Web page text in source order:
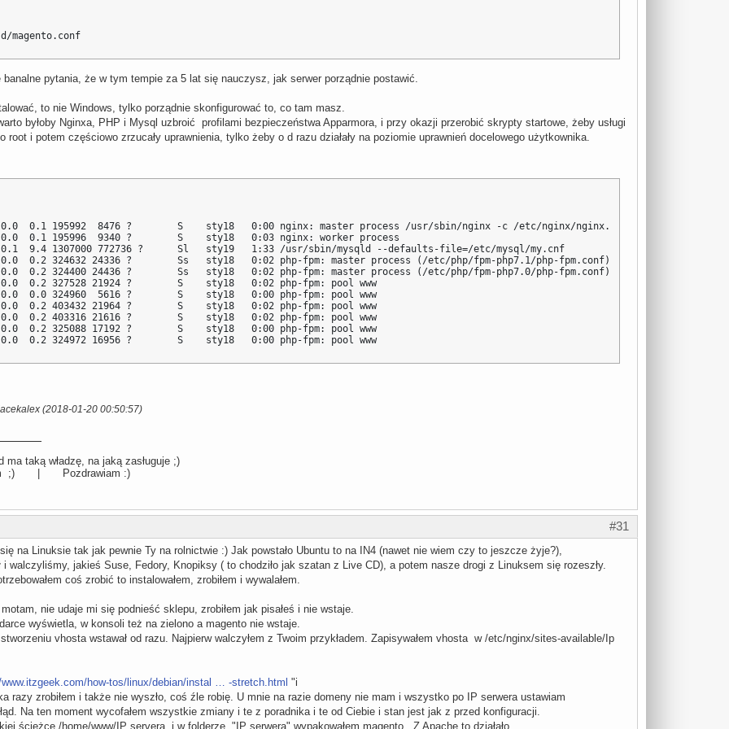
magento.conf
pytania, że w tym tempie za 5 lat się nauczysz, jak serwer porządnie postawić.
to nie Windows, tylko porządnie skonfigurować to, co tam masz.
byłoby Nginxa, PHP i Mysql uzbroić profilami bezpieczeństwa Apparmora, i przy okazji przerobić skrypty startowe, żeby usługi
root i potem częściowo zrzucały uprawnienia, tylko żeby o d razu działały na poziomie uprawnień docelowego użytkownika.
0.1 195992  8476 ?        S    sty18   0:00 nginx: master process /usr/sbin/nginx -c /etc/nginx/nginx.conf -g daemon off;
0.1 195996  9340 ?        S    sty18   0:03 nginx: worker process
9.4 1307000 772736 ?      Sl   sty19   1:33 /usr/sbin/mysqld --defaults-file=/etc/mysql/my.cnf
0.2 324632 24336 ?        Ss   sty18   0:02 php-fpm: master process (/etc/php/fpm-php7.1/php-fpm.conf)
0.2 324400 24436 ?        Ss   sty18   0:02 php-fpm: master process (/etc/php/fpm-php7.0/php-fpm.conf)
0.2 327528 21924 ?        S    sty18   0:02 php-fpm: pool www
0.0 324960  5616 ?        S    sty18   0:00 php-fpm: pool www
0.2 403432 21964 ?        S    sty18   0:02 php-fpm: pool www
0.2 403316 21616 ?        S    sty18   0:02 php-fpm: pool www
0.2 325088 17192 ?        S    sty18   0:00 php-fpm: pool www
0.2 324972 16956 ?        S    sty18   0:00 php-fpm: pool www
(2018-01-20 00:50:57)
taką władzę, na jaką zasługuje ;)
;) | Pozdrawiam :)
#31
na Linuksie tak jak pewnie Ty na rolnictwie :) Jak powstało Ubuntu to na IN4 (nawet nie wiem czy to jeszcze żyje?),
i walczyliśmy, jakieś Suse, Fedory, Knopiksy ( to chodziło jak szatan z Live CD), a potem nasze drogi z Linuksem się rozeszły.
coś zrobić to instalowałem, zrobiłem i wywalałem.
nie udaje mi się podnieść sklepu, zrobiłem jak pisałeś i nie wstaje.
wyświetla, w konsoli też na zielono a magento nie wstaje.
vhosta wstawał od razu. Najpierw walczyłem z Twoim przykładem. Zapisywałem vhosta w /etc/nginx/sites-available/Ip
how-tos/linux/debian/instal … -stretch.html "i
razy zrobiłem i także nie wyszło, coś źle robię. U mnie na razie domeny nie mam i wszystko po IP serwera ustawiam
Na ten moment wycofałem wszystkie zmiany i te z poradnika i te od Ciebie i stan jest jak z przed konfiguracji.
ścieżce /home/www/IP servera, i w folderze "IP serwera" wypakowałem magento. Z Apache to działało.